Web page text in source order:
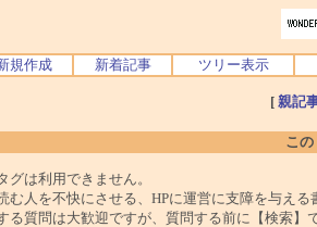
規作成 新着記事 ツリー表示
[ 親記
こ
グは利用できません。
む人を不快にさせる、HPに運営に支障を与え
る質問は大歓迎ですが、質問する前に【検索】